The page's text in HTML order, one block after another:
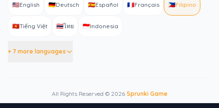
🇺🇸English 🇩🇪Deutsch 🇪🇸Español 🇫🇷Français 🇵🇭Filipino
🇻🇳Tiếng Việt 🇹🇭ไทย 🇮🇩Indonesia
+ 7 more languages
All Rights Reserved © 2026 Sprunki Game